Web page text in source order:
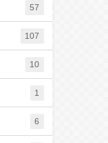
57
107
10
1
6